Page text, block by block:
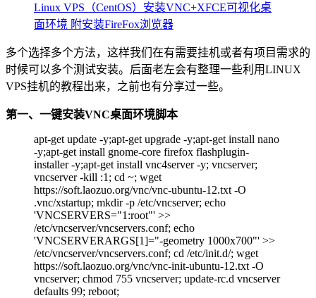
Linux VPS（CentOS）安装VNC+XFCE可视化桌
面环境 附安装FireFox浏览器
多个选择多个方法，这样我们在有需要挂机或者有项目需求的
时候可以多个测试安装。后面老左会有整理一些利用LINUX
VPS挂机的教程出来，之前也有分享过一些。
第一、一键安装VNC桌面环境脚本
apt-get update -y;apt-get upgrade -y;apt-get install nano
-y;apt-get install gnome-core firefox flashplugin-
installer -y;apt-get install vnc4server -y; vncserver;
vncserver -kill :1; cd ~; wget
https://soft.laozuo.org/vnc/vnc-ubuntu-12.txt -O
.vnc/xstartup; mkdir -p /etc/vncserver; echo
'VNCSERVERS="1:root"' >>
/etc/vncserver/vncservers.conf; echo
'VNCSERVERARGS[1]="-geometry 1000x700"' >>
/etc/vncserver/vncservers.conf; cd /etc/init.d/; wget
https://soft.laozuo.org/vnc/vnc-init-ubuntu-12.txt -O
vncserver; chmod 755 vncserver; update-rc.d vncserver
defaults 99; reboot;